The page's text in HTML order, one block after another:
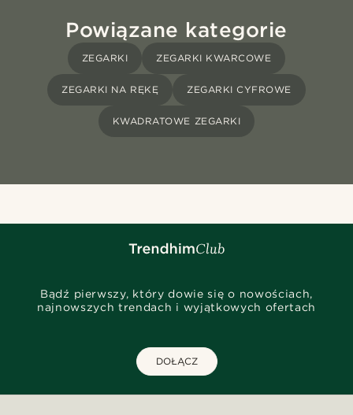
Powiązane kategorie
ZEGARKI ZEGARKI KWARCOWE
ZEGARKI NA RĘKĘ ZEGARKI CYFROWE
KWADRATOWE ZEGARKI
Bądź pierwszy, który dowie się o nowościach,
najnowszych trendach i wyjątkowych ofertach
DOŁĄCZ